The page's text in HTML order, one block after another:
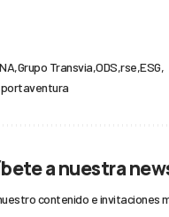
Grupo Transvia ODS rse ESG
portaventura
a nuestra
contenido e invitaciones